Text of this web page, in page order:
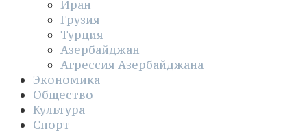
Иран
Грузия
Турция
Азербайджан
Агрессия Азербайджана
Экономика
Общество
Культура
Спорт